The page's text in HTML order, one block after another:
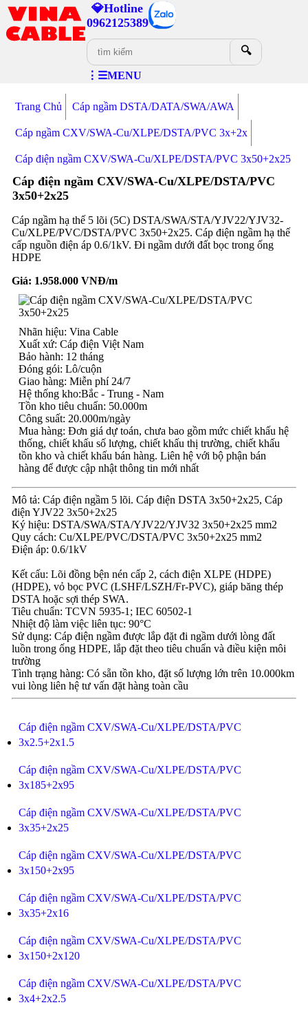
💎Hotline
0962125389
🔍
⋮☰MENU
Trang Chủ Cáp ngầm DSTA/DATA/SWA/AWA
Cáp ngầm CXV/SWA-Cu/XLPE/DSTA/PVC 3x+2x
Cáp điện ngầm CXV/SWA-Cu/XLPE/DSTA/PVC 3x50+2x25
Cáp điện ngầm CXV/SWA-Cu/XLPE/DSTA/PVC
3x50+2x25
Cáp ngầm hạ thế 5 lõi (5C) DSTA/SWA/STA/YJV22/YJV32-
Cu/XLPE/PVC/DSTA/PVC 3x50+2x25. Cáp điện ngầm hạ thế
cấp nguồn điện áp 0.6/1kV. Đi ngầm dưới đất bọc trong ống
HDPE
Giá: 1.958.000VNĐ/m
Nhãn hiệu: Vina Cable
Xuất xứ: Cáp điện Việt Nam
Bảo hành: 12 tháng
Đóng gói: Lô/cuộn
Giao hàng: Miễn phí 24/7
Hệ thống kho:Bắc - Trung - Nam
Tồn kho tiêu chuẩn: 50.000m
Công suất: 20.000m/ngày
Mua hàng: Đơn giá dự toán, chưa bao gồm mức chiết khấu hệ
thống, chiết khấu số lượng, chiết khấu thị trường, chiết khấu
tồn kho và chiết khấu bán hàng. Liên hệ với bộ phận bán
hàng để được cập nhật thông tin mới nhất
Mô tả: Cáp điện ngầm 5 lõi. Cáp điện DSTA 3x50+2x25, Cáp
điện YJV22 3x50+2x25
Ký hiệu: DSTA/SWA/STA/YJV22/YJV32 3x50+2x25 mm2
Quy cách: Cu/XLPE/PVC/DSTA/PVC 3x50+2x25 mm2
Điện áp: 0.6/1kV
Kết cấu: Lõi đồng bện nén cấp 2, cách điện XLPE (HDPE)
(HDPE), vỏ bọc PVC (LSHF/LSZH/Fr-PVC), giáp băng thép
DSTA hoặc sợi thép SWA.
Tiêu chuẩn: TCVN 5935-1; IEC 60502-1
Nhiệt độ làm việc liên tục: 90°C
Sử dụng: Cáp điện ngầm được lắp đặt đi ngầm dưới lòng đất
luồn trong ống HDPE, lắp đặt theo tiêu chuẩn và điều kiện môi
trường
Tình trạng hàng: Có sẵn tồn kho, đặt số lượng lớn trên 10.000km
vui lòng liên hệ tư vấn đặt hàng toàn cầu
Cáp điện ngầm CXV/SWA-Cu/XLPE/DSTA/PVC
3x2.5+2x1.5
Cáp điện ngầm CXV/SWA-Cu/XLPE/DSTA/PVC
3x185+2x95
Cáp điện ngầm CXV/SWA-Cu/XLPE/DSTA/PVC
3x35+2x25
Cáp điện ngầm CXV/SWA-Cu/XLPE/DSTA/PVC
3x150+2x95
Cáp điện ngầm CXV/SWA-Cu/XLPE/DSTA/PVC
3x35+2x16
Cáp điện ngầm CXV/SWA-Cu/XLPE/DSTA/PVC
3x150+2x120
Cáp điện ngầm CXV/SWA-Cu/XLPE/DSTA/PVC
3x4+2x2.5